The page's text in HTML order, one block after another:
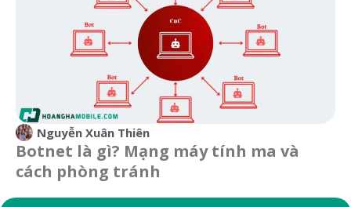
Nguyễn Xuân Thiên
Botnet là gì? Mạng máy tính ma và
cách phòng tránh